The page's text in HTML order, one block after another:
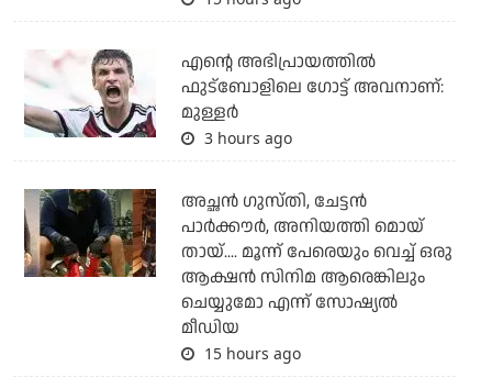
എന്റെ അഭിപ്രായത്തില്‍
ഫുട്‌ബോളിലെ ഗോട്ട് അവനാണ്:
മുള്ളര്‍
3 hours ago
അച്ഛന്‍ ഗുസ്തി, ചേട്ടന്‍
പാര്‍ക്കൗര്‍, അനിയത്തി മൊയ്
തായ്.... മൂന്ന് പേരെയും വെച്ച് ഒരു
ആക്ഷന്‍ സിനിമ ആരെങ്കിലും
ചെയ്യുമോ എന്ന് സോഷ്യല്‍
മീഡിയ
15 hours ago